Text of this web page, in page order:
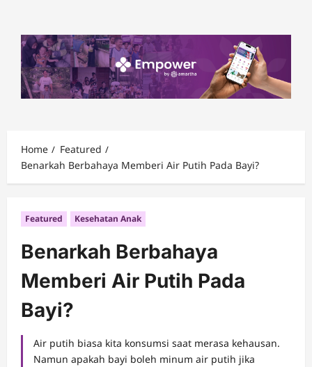
content
Home
Featured
Benarkah Berbahaya Memberi Air Putih Pada Bayi?
Featured Kesehatan Anak
Benarkah Berbahaya
Memberi Air Putih Pada
Bayi?
Air putih biasa kita konsumsi saat merasa kehausan.
Namun apakah bayi boleh minum air putih jika